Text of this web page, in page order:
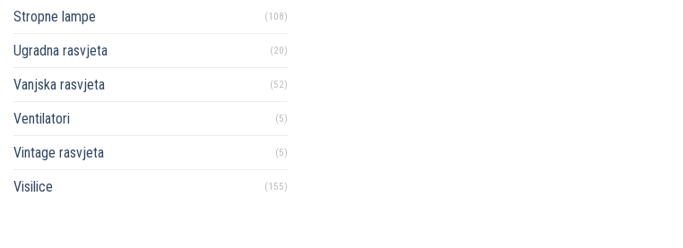
Stropne lampe (108)
Ugradna rasvjeta (20)
Vanjska rasvjeta (52)
Ventilatori (5)
Vintage rasvjeta (5)
Visilice (155)